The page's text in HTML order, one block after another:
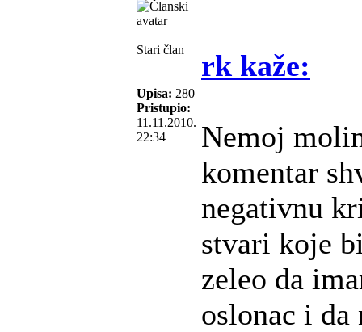
Stari član
Upisa: 280
Pristupio:
11.11.2010.
22:34
rk kaže:
Nemoj
komentar
negativnu
stvari koje
zeleo da
oslonac i da